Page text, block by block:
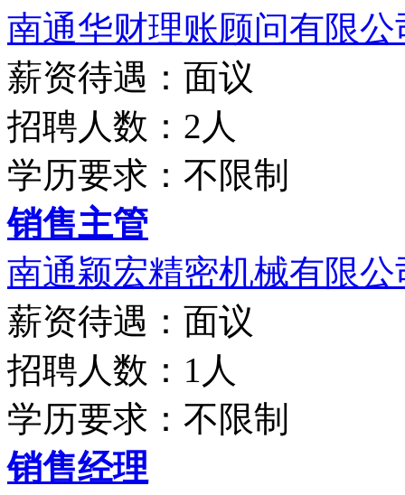
南通华财理账顾问有限公
薪资待遇：面议
招聘人数：2人
学历要求：不限制
销售主管
南通颖宏精密机械有限公
薪资待遇：面议
招聘人数：1人
学历要求：不限制
销售经理